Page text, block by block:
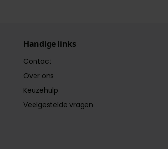
Handige links
Contact
Over ons
Keuzehulp
Veelgestelde vragen